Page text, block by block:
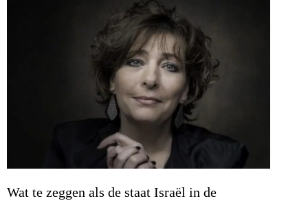
Wat te zeggen als de staat Israël in de